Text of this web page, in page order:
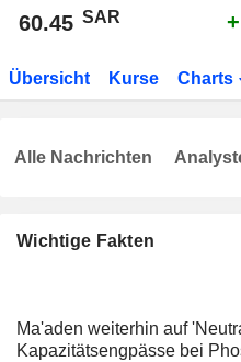
60.45 SAR
Übersicht Kurse Charts
Wichtige Fakten
Ma'aden weiterhin auf
Kapazitätsengpässe bei
Alle Nachrichten